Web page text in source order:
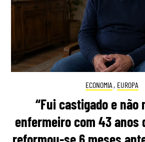
ECONOMIA , EUROPA
“Fui castigado e não
enfermeiro com 43 anos